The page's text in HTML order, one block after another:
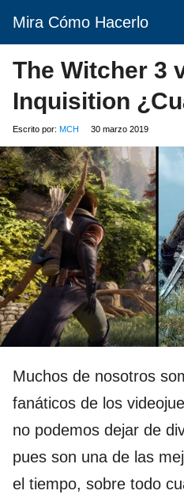
Mira Cómo Hacerlo
The Witcher 3
Inquisition
Escrito por: MCH 30 marzo 2019
Muchos de nosotros
fanáticos de los
no podemos dejar de
pues son una de las
el tiempo, sobre todo